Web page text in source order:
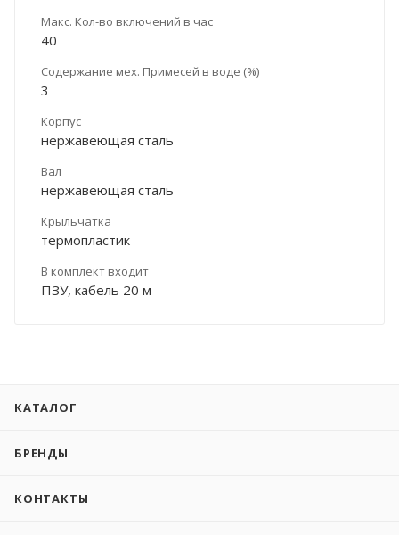
Макс. Кол-во включений в час
40
Содержание мех. Примесей в воде (%)
3
Корпус
нержавеющая сталь
Вал
нержавеющая сталь
Крыльчатка
термопластик
В комплект входит
ПЗУ, кабель 20 м
КАТАЛОГ
БРЕНДЫ
КОНТАКТЫ